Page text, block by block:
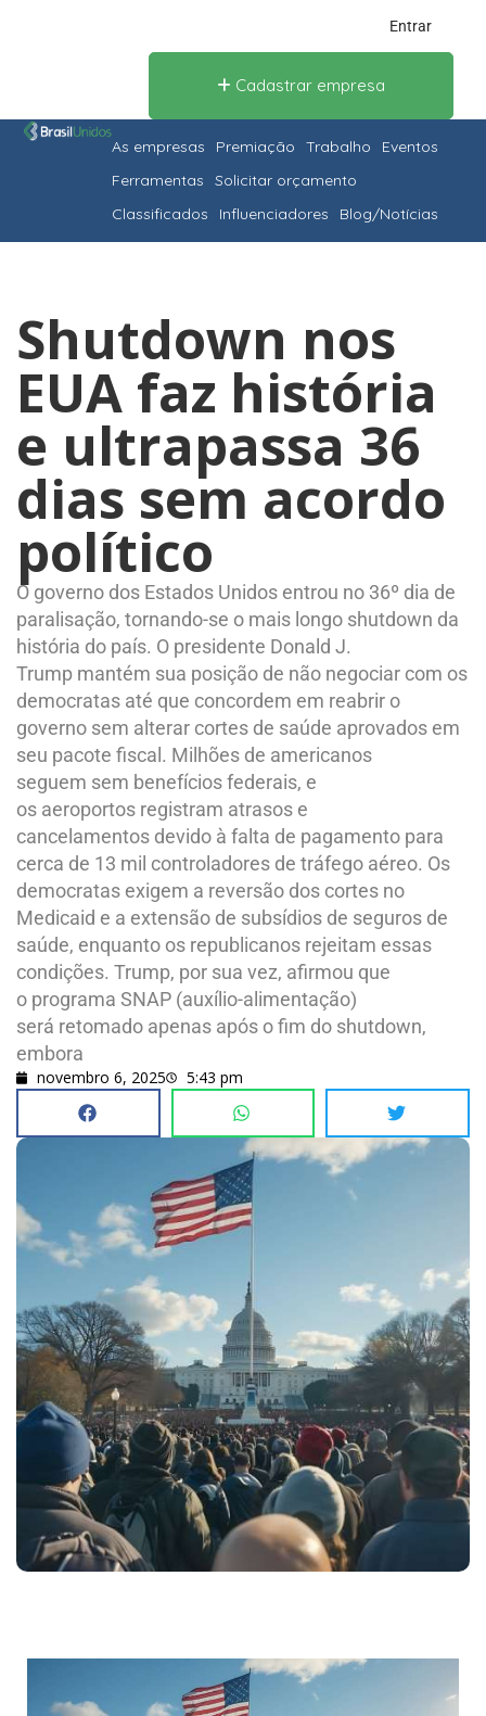
Entrar
Cadastrar empresa
As empresas Premiação Trabalho
Eventos
Ferramentas
Solicitar orçamento
Classificados
Influenciadores Blog/Notícias
Shutdown nos
EUA faz história
e ultrapassa 36
dias sem acordo
político
O governo dos Estados Unidos entrou no 36º dia de
paralisação, tornando-se o mais longo shutdown da
história do país. O presidente Donald J.
Trump mantém sua posição de não negociar com os
democratas até que concordem em reabrir o
governo sem alterar cortes de saúde aprovados em
seu pacote fiscal. Milhões de americanos
seguem sem benefícios federais, e
os aeroportos registram atrasos e
cancelamentos devido à falta de pagamento para
cerca de 13 mil controladores de tráfego aéreo. Os
democratas exigem a reversão dos cortes no
Medicaid e a extensão de subsídios de seguros de
saúde, enquanto os republicanos rejeitam essas
condições. Trump, por sua vez, afirmou que
o programa SNAP (auxílio-alimentação)
será retomado apenas após o fim do shutdown,
embora
novembro 6, 2025 5:43 pm